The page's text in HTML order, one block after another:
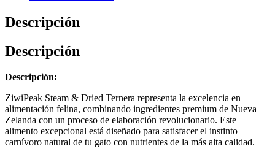
Descripción
Descripción
Descripción:
ZiwiPeak Steam & Dried Ternera representa la excelencia en
alimentación felina, combinando ingredientes premium de Nueva
Zelanda con un proceso de elaboración revolucionario. Este
alimento excepcional está diseñado para satisfacer el instinto
carnívoro natural de tu gato con nutrientes de la más alta calidad.